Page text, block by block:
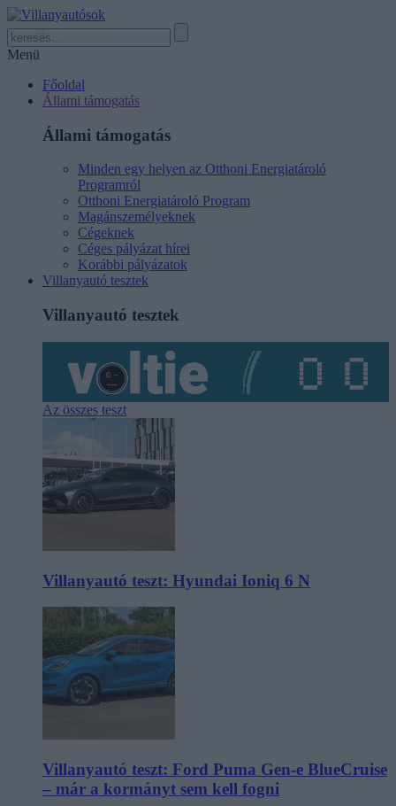
Menü
Főoldal
Állami támogatás
Állami támogatás
Minden egy helyen az Otthoni Energiatároló
Programról
Otthoni Energiatároló Program
Magánszemélyeknek
Cégeknek
Céges pályázat hírei
Korábbi pályázatok
Villanyautó tesztek
Villanyautó tesztek
Az összes teszt
Villanyautó teszt: Hyundai Ioniq 6 N
Villanyautó teszt: Ford Puma Gen-e BlueCruise
– már a kormányt sem kell fogni